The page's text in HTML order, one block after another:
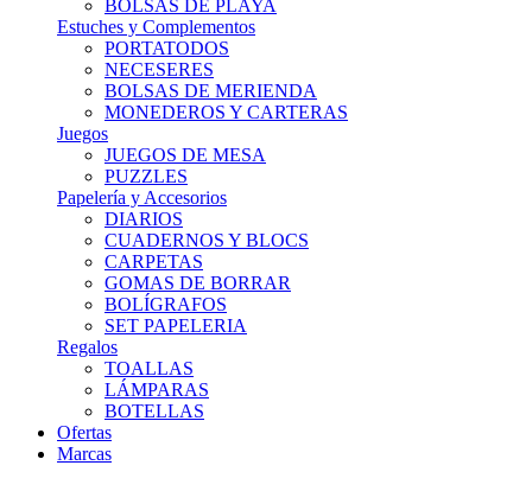
BOLSAS DE PLAYA
Estuches y Complementos
PORTATODOS
NECESERES
BOLSAS DE MERIENDA
MONEDEROS Y CARTERAS
Juegos
JUEGOS DE MESA
PUZZLES
Papelería y Accesorios
DIARIOS
CUADERNOS Y BLOCS
CARPETAS
GOMAS DE BORRAR
BOLÍGRAFOS
SET PAPELERIA
Regalos
TOALLAS
LÁMPARAS
BOTELLAS
Ofertas
Marcas